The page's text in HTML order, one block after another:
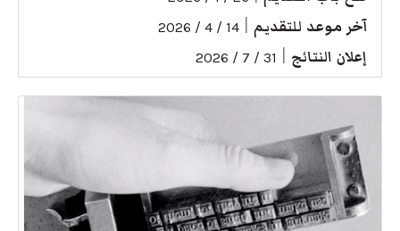
آخر موعد للتقديم 14 / 4 / 2026
إعلان النتائج 31 / 7 / 2026